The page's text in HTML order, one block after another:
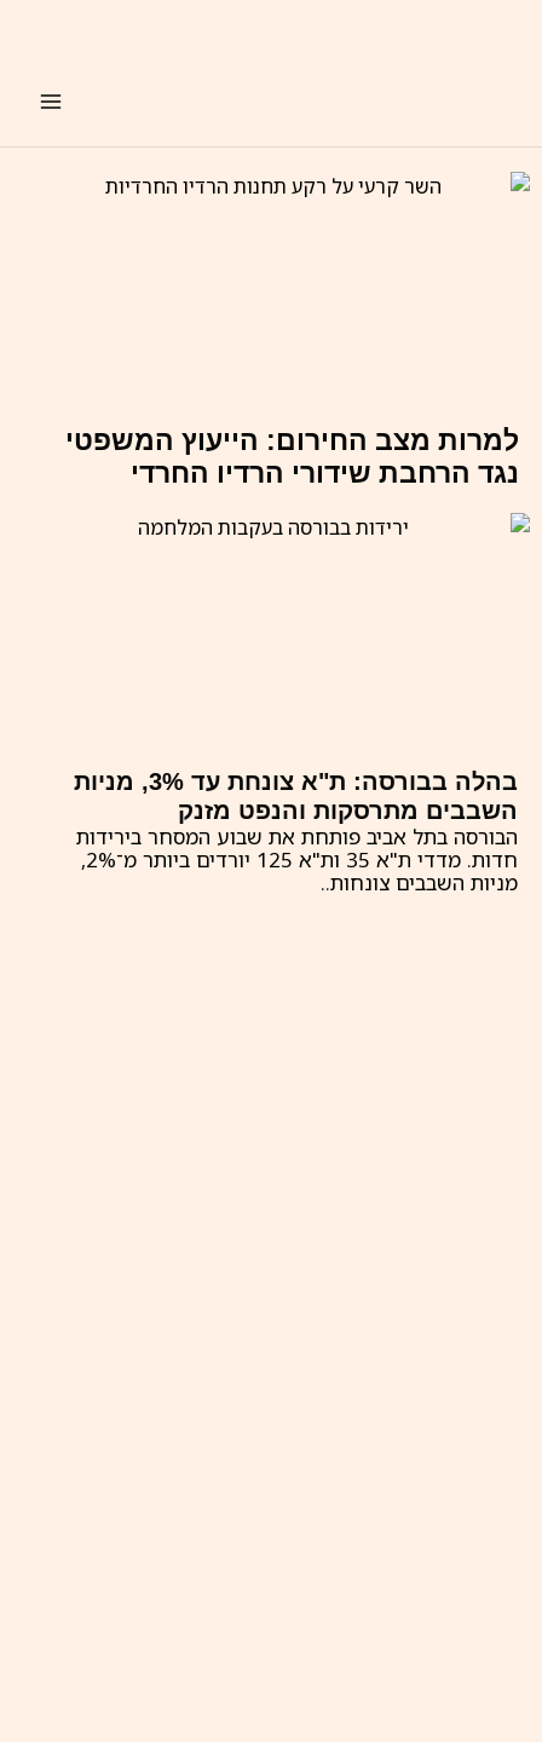
בהלה בבורסה: ת"א צונחת עד 3%, מניות
השבבים מתרסקות והנפט מזנק
הבורסה בתל אביב פותחת את שבוע המסחר בירידות
חדות. מדדי ת"א 35 ות"א 125 יורדים ביותר מ־2%,
מניות השבבים צונחות..
למרות מצב החירום: הייעוץ המשפטי
נגד הרחבת שידורי הרדיו החרדי